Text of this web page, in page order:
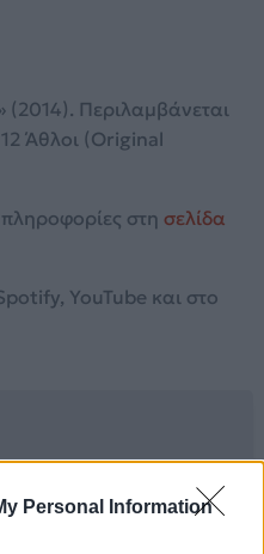
Personal Information
Περιλαμβάνεται
Άθλοι (Original
στη σελίδα
YouTube και στο
το προσπάθησα και το